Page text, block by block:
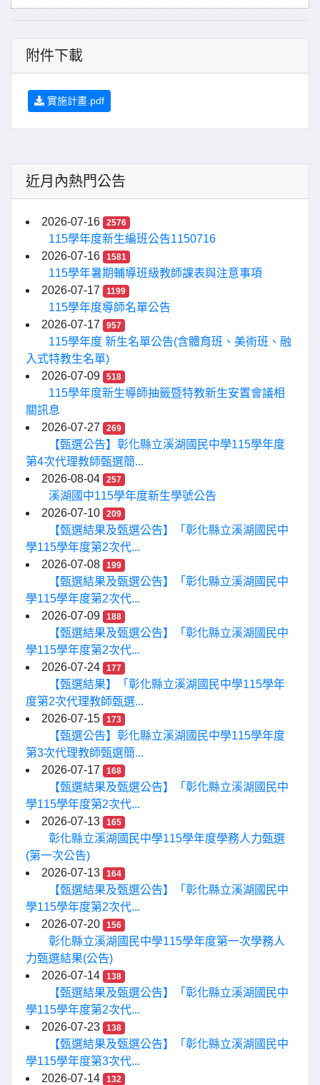
附件下載
實施計畫.pdf
近月內熱門公告
2026-07-16 2576
115學年度新生編班公告1150716
2026-07-16
1581
115學年暑期輔導班級教師課表與注意事項
2026-07-17
1199
115學年度導師名單公告
2026-07-17
957
115學年度 新生名單公告(含體育班、美術班、融
入式特教生名單)
2026-07-09
518
115學年度新生導師抽籤暨特教新生安置會議相
關訊息
2026-07-27
269
【甄選公告】彰化縣立溪湖國民中學115學年度
第4次代理教師甄選簡...
2026-08-04
257
溪湖國中115學年度新生學號公告
2026-07-10
209
【甄選結果及甄選公告】「彰化縣立溪湖國民中
學115學年度第2次代...
2026-07-08
199
【甄選結果及甄選公告】「彰化縣立溪湖國民中
學115學年度第2次代...
2026-07-09
188
【甄選結果及甄選公告】「彰化縣立溪湖國民中
學115學年度第2次代...
2026-07-24
177
【甄選結果】「彰化縣立溪湖國民中學115學年
度第2次代理教師甄選...
2026-07-15
173
【甄選公告】彰化縣立溪湖國民中學115學年度
第3次代理教師甄選簡...
2026-07-17
168
【甄選結果及甄選公告】「彰化縣立溪湖國民中
學115學年度第2次代...
2026-07-13
165
彰化縣立溪湖國民中學115學年度學務人力甄選
(第一次公告)
2026-07-13
164
【甄選結果及甄選公告】「彰化縣立溪湖國民中
學115學年度第2次代...
2026-07-20
156
彰化縣立溪湖國民中學115學年度第一次學務人
力甄選結果(公告)
2026-07-14
138
【甄選結果及甄選公告】「彰化縣立溪湖國民中
學115學年度第2次代...
2026-07-23
138
【甄選結果及甄選公告】「彰化縣立溪湖國民中
學115學年度第3次代...
2026-07-14
132